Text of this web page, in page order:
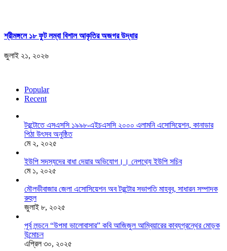
শ্রীমঙ্গলে ১৮ ফুট লম্বা বিশাল আকৃতির অজগর উদ্ধার
জুলাই ২১, ২০২৬
Popular
Recent
টরন্টোতে এসএসসি ১৯৯৮-এইচএসসি ২০০০ এলামনি এসোসিয়েশন, কানাডার
পিঠা উৎসব অনুষ্ঠিত
মে ২, ২০২৫
ইউপি সদস্যদের বাধা দেয়ার অভিযোগ।। নেপথ্যে ইউপি সচিব
মে ১, ২০২৫
মৌলভীবাজার জেলা এসোসিয়েশন অব টরন্টোর সভাপতি মাহবুব, সাধারন সম্পাদক
রুহুল
জুলাই ৮, ২০২৫
পূর্ব লন্ডনে “উপমা ভালোবাসার” কবি আজিজুল আম্বিয়ারের কাব্যগ্রন্থের মোড়ক
উন্মোচন
এপ্রিল ৩০, ২০২৫